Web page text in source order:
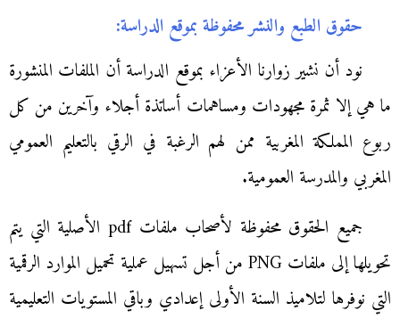
حقوق الطبع والنشر محفوظة بموقع الدراسة:
نود أن نشير زوارنا الأعزاء بموقع الدراسة أن الملفات المنشورة
ما هي إلا ثمرة مجهودات ومساهمات أساتذة أجلاء وآخرين من كل
ربوع المملكة المغربية ممن لهم الرغبة في الرقي بالتعليم العمومي
المغربي والمدرسة العمومية.
جميع الحقوق محفوظة لأصحاب ملفات pdf الأصلية التي يتم
تحويلها إلى ملفات PNG من أجل تسهيل عملية تحميل الموارد الرقمية
التي نوفرها لتلاميذ السنة الأولى إعدادي وباقي المستويات التعليمية